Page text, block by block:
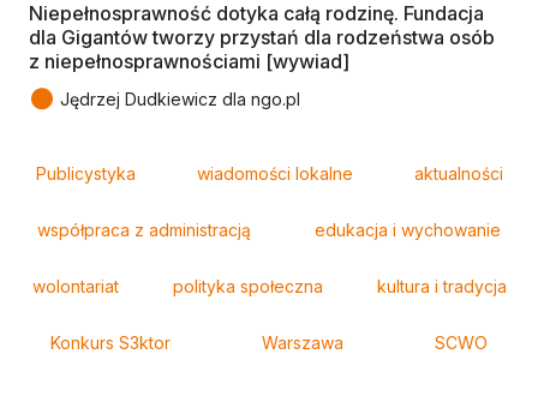
Niepełnosprawność dotyka całą rodzinę. Fundacja
dla Gigantów tworzy przystań dla rodzeństwa osób
z niepełnosprawnościami [wywiad]
● Jędrzej Dudkiewicz dla ngo.pl
Publicystyka wiadomości lokalne aktualności
współpraca z administracją edukacja i wychowanie
wolontariat polityka społeczna kultura i tradycja
Konkurs S3ktor Warszawa SCWO